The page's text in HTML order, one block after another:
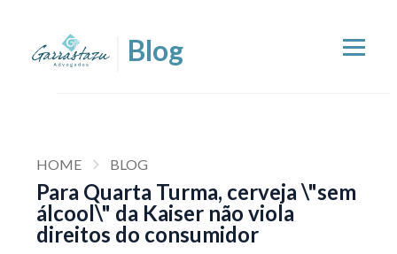
HOME BLOG
Para Quarta Turma, cerveja \"sem
álcool\" da Kaiser não viola
direitos do consumidor